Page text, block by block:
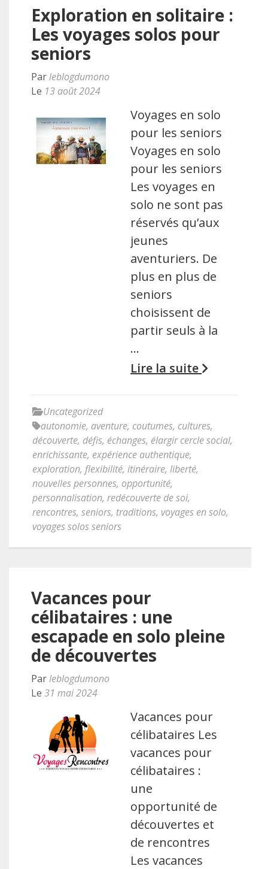
Exploration en solitaire :
Les voyages solos pour
seniors
Parleblogdumono
Le 13 août 2024
Voyages en solo
pour les seniors
Voyages en solo
pour les seniors
Les voyages en
solo ne sont pas
réservés qu’aux
jeunes
aventuriers. De
plus en plus de
seniors
choisissent de
partir seuls à la
…
Lire la suite
Uncategorized
autonomie, aventure, coutumes, cultures,
découverte, défis, échanges, élargir cercle social,
enrichissante, expérience authentique,
exploration, flexibilité, itinéraire, liberté,
nouvelles personnes, opportunité,
personnalisation, redécouverte de soi,
rencontres, seniors, traditions, voyages en solo,
voyages solos seniors
Vacances pour
célibataires : une
escapade en solo pleine
de découvertes
Parleblogdumono
Le 31 mai 2024
Vacances pour
célibataires Les
vacances pour
célibataires :
une
opportunité de
découvertes et
de rencontres
Les vacances